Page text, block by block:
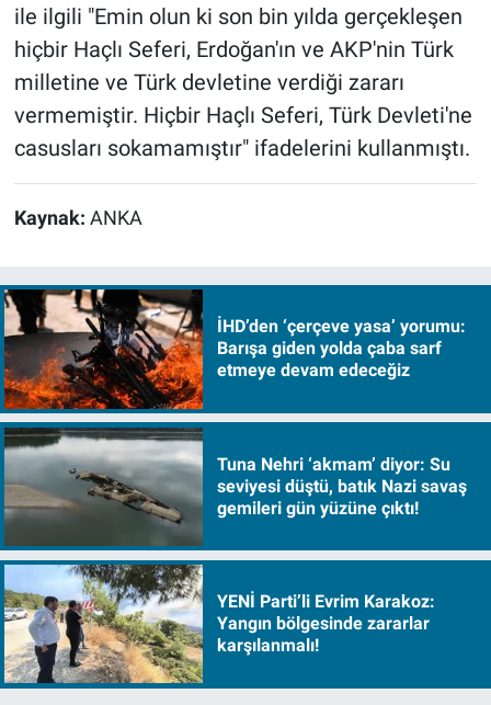
ile ilgili "Emin olun ki son bin yılda gerçekleşen
hiçbir Haçlı Seferi, Erdoğan'ın ve AKP'nin Türk
milletine ve Türk devletine verdiği zararı
vermemiştir. Hiçbir Haçlı Seferi, Türk Devleti'ne
casusları sokamamıştır" ifadelerini kullanmıştı.
Kaynak: ANKA
İHD’den ‘çerçeve yasa’ yorumu:
Barışa giden yolda çaba sarf
etmeye devam edeceğiz
Tuna Nehri ‘akmam’ diyor: Su
seviyesi düştü, batık Nazi savaş
gemileri gün yüzüne çıktı!
YENİ Parti’li Evrim Karakoz:
Yangın bölgesinde zararlar
karşılanmalı!